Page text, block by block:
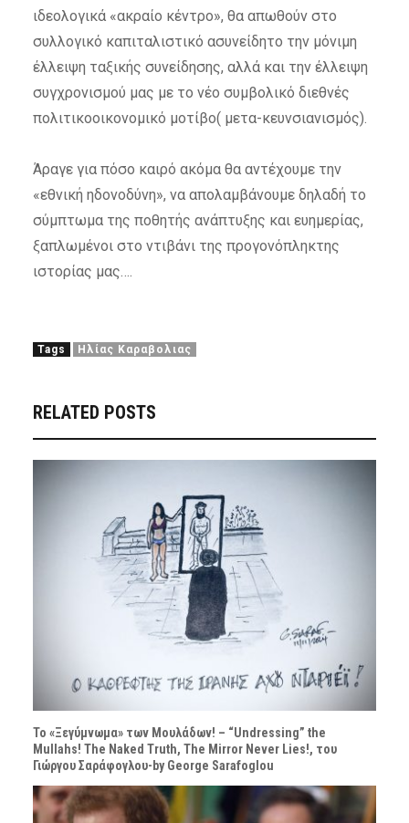
ιδεολογικά «ακραίο κέντρο», θα απωθούν στο
συλλογικό καπιταλιστικό ασυνείδητο την μόνιμη
έλλειψη ταξικής συνείδησης, αλλά και την έλλειψη
συγχρονισμού μας με το νέο συμβολικό διεθνές
πολιτικοοικονομικό μοτίβο( μετα-κευνσιανισμός).
Άραγε για πόσο καιρό ακόμα θα αντέχουμε την
«εθνική ηδονοδύνη», να απολαμβάνουμε δηλαδή το
σύμπτωμα της ποθητής ανάπτυξης και ευημερίας,
ξαπλωμένοι στο ντιβάνι της προγονόπληκτης
ιστορίας μας….
Tags Ηλίας Καραβολιας
RELATED POSTS
Το «Ξεγύμνωμα» των Μουλάδων! – “Undressing” the
Mullahs! The Naked Truth, The Mirror Never Lies!, του
Γιώργου Σαράφογλου-by George Sarafoglou